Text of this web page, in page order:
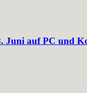
Juni auf PC und